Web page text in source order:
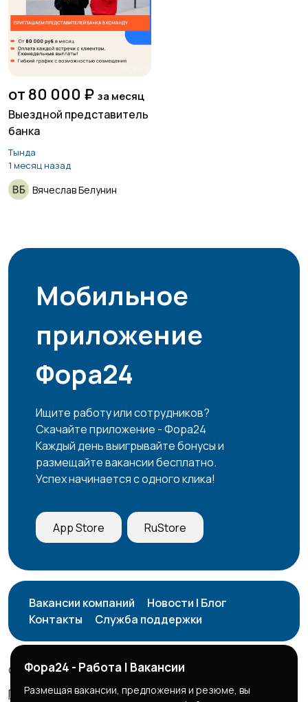
от 80 000 ₽ за месяц
Выездной представитель
банка
Тында
1 месяц назад
Вячеслав Белунин
Мобильное
приложение
Фора24
Ищите работу или сотрудников?
Скачайте приложение - Фора24
Каждый день выигрывайте бонусы и
размещайте вакансии бесплатно.
Успех начинается с одного клика!
App Store RuStore
Вакансии компаний
Новости | Блог
Контакты
Служба поддержки
© 2026 Фора24 | Вакансии
Правила сервиса
Политика конфиденциальности
Фора24 - Работа | Вакансии
Размещая вакансии, предложения и резюме, вы